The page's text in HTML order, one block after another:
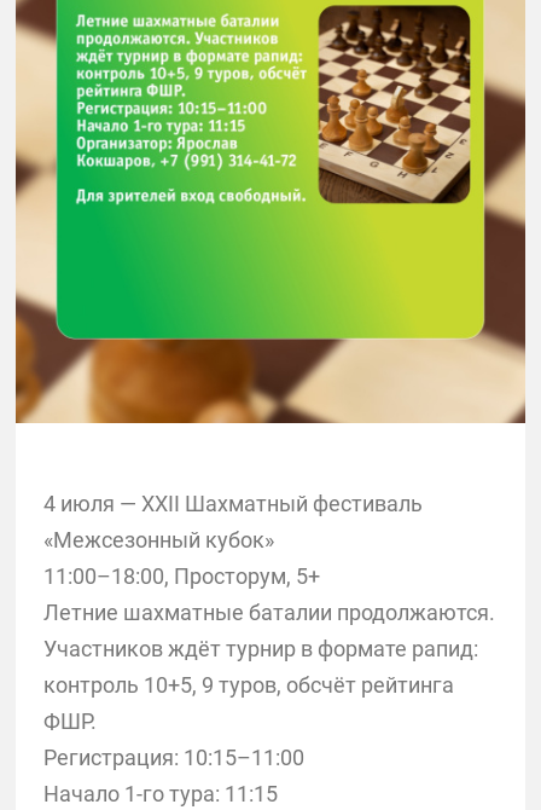
4 июля — XXII Шахматный фестиваль
«Межсезонный кубок»
11:00–18:00, Просторум, 5+
Летние шахматные баталии продолжаются.
Участников ждёт турнир в формате рапид:
контроль 10+5, 9 туров, обсчёт рейтинга
ФШР.
Регистрация: 10:15–11:00
Начало 1-го тура: 11:15